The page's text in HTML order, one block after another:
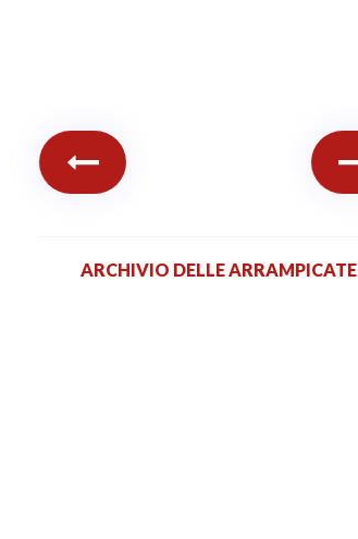
ARCHIVIO DELLE ARRAMPICATE